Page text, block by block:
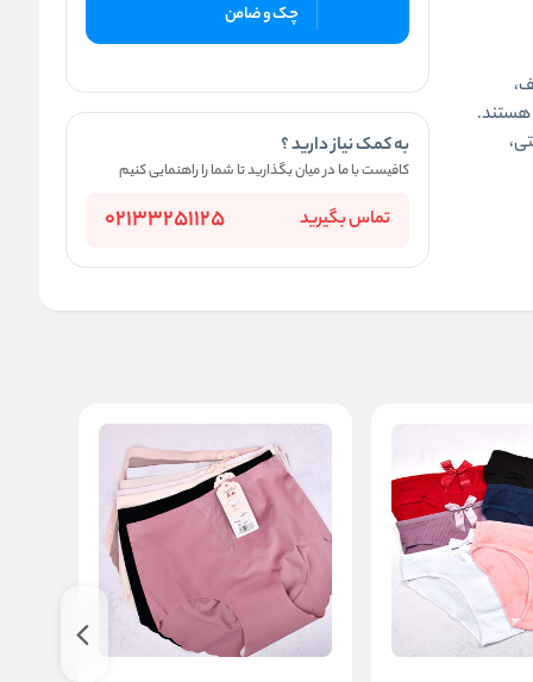
هستند.
چک و ضامن
به کمک نیاز دارید ؟
کافیست با ما در میان بگذارید تا شما را راهنمایی کنیم
تماس بگیرید 02133251125